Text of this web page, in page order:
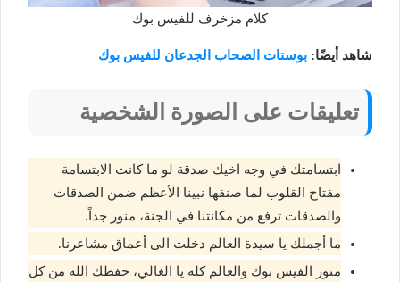
كلام مزخرف للفيس بوك
شاهد أيضًا: بوستات الصحاب الجدعان للفيس بوك
تعليقات على الصورة الشخصية
ابتسامتك في وجه اخيك صدقة لو ما كانت الابتسامة
مفتاح القلوب لما صنفها نبينا الأعظم ضمن الصدقات
والصدقات ترفع من مكانتنا في الجنة، منور جداً.
ما أجملك يا سيدة العالم دخلت الى أعماق مشاعرنا.
منور الفيس بوك والعالم كله يا الغالي، حفظك الله من كل